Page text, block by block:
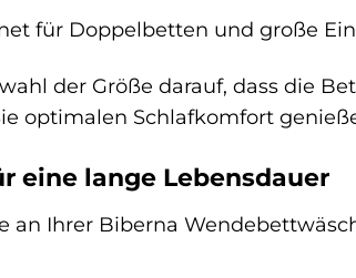
für Doppelbetten und große
der Größe darauf, dass die
optimalen Schlafkomfort
eine lange Lebensdauer
an Ihrer Biberna